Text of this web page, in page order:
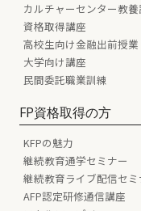
カルチャーセンター教養
資格取得講座
高校生向け金融出前授業
大学向け講座
民間委託職業訓練
FP資格取得の方
KFPの魅力
継続教育通学セミナー
継続教育ライブ配信セミ
AFP認定研修通信講座